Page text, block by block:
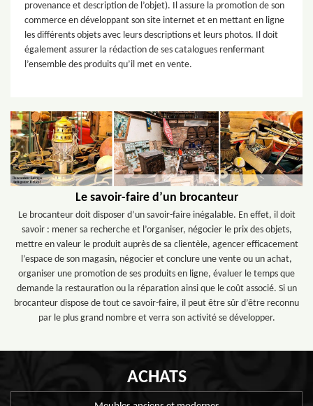
provenance et description de l’objet). Il assure la promotion de son
commerce en développant son site internet et en mettant en ligne
les différents objets avec leurs descriptions et leurs photos. Il doit
également assurer la rédaction de ses catalogues renfermant
l’ensemble des produits qu’il met en vente.
Le savoir-faire d’un brocanteur
Le brocanteur doit disposer d’un savoir-faire inégalable. En effet, il doit
savoir : mener sa recherche et l’organiser, négocier le prix des objets,
mettre en valeur le produit auprès de sa clientèle, agencer efficacement
l’espace de son magasin, négocier et conclure une vente ou un achat,
organiser une promotion de ses produits en ligne, évaluer le temps que
demande la restauration ou la réparation ainsi que le coût associé. Si un
brocanteur dispose de tout ce savoir-faire, il peut être sûr d’être reconnu
par le plus grand nombre et verra son activité se développer.
ACHATS